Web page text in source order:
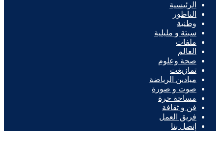
الرئيسية
الناظور
وطنية
سبتة و مليلية
ملفات
العالم
صحة وعلوم
تمازيغت
ميادين الرياضة
صوت و صورة
مساحة حرة
فن و ثقافة
فريق العمل
إتصل بنا